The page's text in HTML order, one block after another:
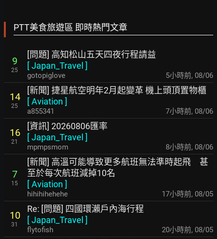
PTT美食旅遊區 即時熱門文章
9
25
[問題] 高知松山五天四夜行程請益
[Japan_Travel ]
gotopiglove 5小時前, 08/06
14
25
[新聞] 捷星航空明年2月起變革 機上頭頂置物櫃
[Aviation ]
a855341 7小時前, 08/06
16
21
[資訊] 20260806匯率
[Japan_Travel ]
mpmpsmom 8小時前, 08/06
7
15
[新聞] 高溫可能導致更多航班無法準時起飛 甚
至於每次航班減掉10名
[Aviation ]
hihihihehehe 17小時前, 08/05
10
31
Re: [問題] 四國環瀨戶內海行程
[Japan_Travel ]
flytofish 20小時前, 08/05